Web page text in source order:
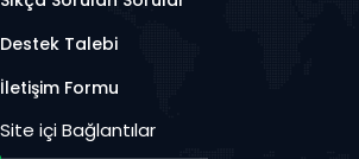
Destek Talebi
İletişim Formu
Site içi Bağlantılar